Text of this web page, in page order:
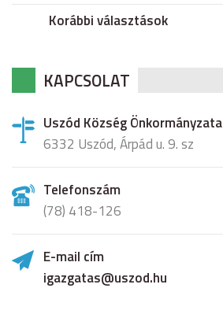
Korábbi választások
KAPCSOLAT
Uszód Község Önkormányzata
6332 Uszód, Árpád u. 9. sz
Telefonszám
(78) 418-126
E-mail cím
igazgatas@uszod.hu